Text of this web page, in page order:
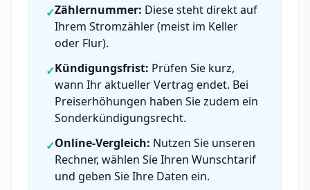
✓Zählernummer: Diese steht direkt auf
Ihrem Stromzähler (meist im Keller
oder Flur).
✓Kündigungsfrist: Prüfen Sie kurz,
wann Ihr aktueller Vertrag endet. Bei
Preiserhöhungen haben Sie zudem ein
Sonderkündigungsrecht.
✓Online-Vergleich: Nutzen Sie unseren
Rechner, wählen Sie Ihren Wunschtarif
und geben Sie Ihre Daten ein.